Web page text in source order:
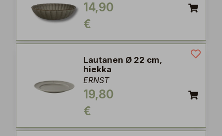
14,90
€
Lautanen Ø 22 cm,
hiekka
ERNST
19,80
€